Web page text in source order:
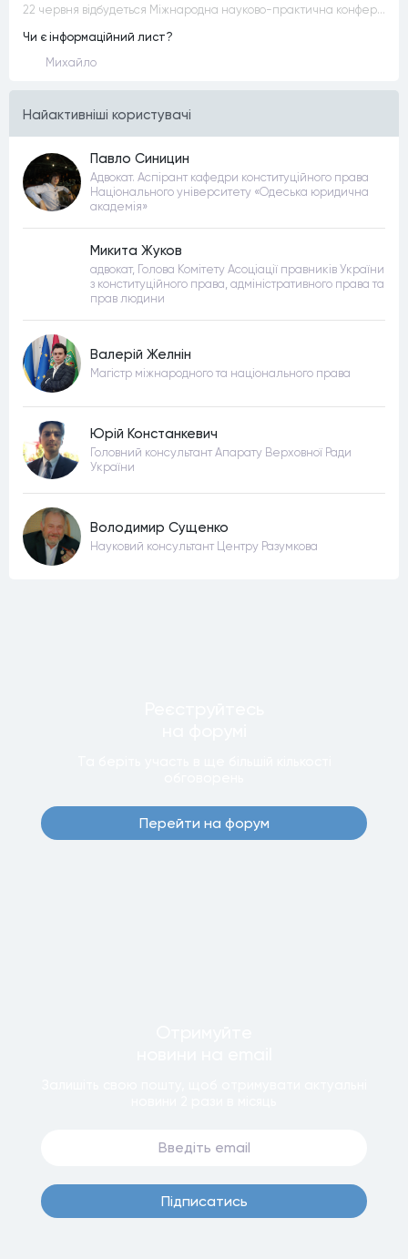
22 червня відбудеться Міжнародна науково-практична конференція “Конституційна демократія в умовах загроз територіальній цілісності та національній безпеці”
Чи є інформаційний лист?
Михайло
Найактивнiшi користувачi
Павло Синицин
Адвокат. Аспірант кафедри конституційного права
Національного університету «Одеська юридична
академія»
Микита Жуков
адвокат, Голова Комітету Асоціації правників України
з конституційного права, адміністративного права та
прав людини
Валерій Желнін
Магістр міжнародного та національного права
Юрій Констанкевич
Головний консультант Апарату Верховної Ради
України
Володимир Сущенко
Науковий консультант Центру Разумкова
Перейти на форум
Пiдписатись